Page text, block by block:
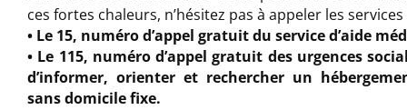
ces fortes chaleurs, n’hésitez pas à appeler les
• Le 15, numéro d’appel gratuit du service d’aide
• Le 115, numéro d’appel gratuit des urgences
d’informer, orienter et rechercher un
sans domicile fixe.